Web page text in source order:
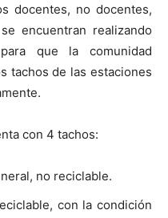
docentes, no docentes,
encuentran realizando
que la comunidad
tachos de las estaciones
con 4 tachos:
no reciclable.
con la condición